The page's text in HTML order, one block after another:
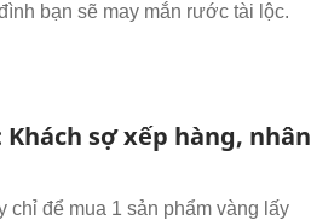
bạn sẽ may mắn rước tài lộc.
sợ xếp hàng, nhân
chỉ để mua 1 sản phẩm vàng lấy